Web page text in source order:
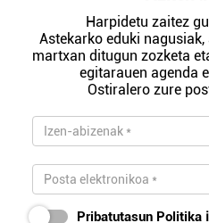
Harpidetu zaitez
Astekarko eduki
martxan ditugun zozketa
egitarauen agenda
Ostiralero zure
Pribatutasun Politika